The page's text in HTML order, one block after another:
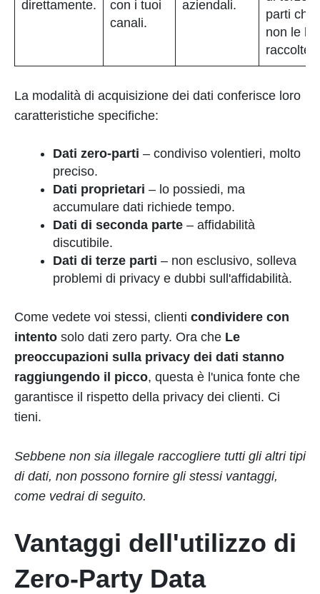
direttamente.
con i tuoi
canali.
aziendali.
parti che
non le ha
raccolte.
La modalità di acquisizione dei dati conferisce loro
caratteristiche specifiche:
Dati zero-parti – condiviso volentieri, molto
preciso.
Dati proprietari – lo possiedi, ma
accumulare dati richiede tempo.
Dati di seconda parte – affidabilità
discutibile.
Dati di terze parti – non esclusivo, solleva
problemi di privacy e dubbi sull'affidabilità.
Come vedete voi stessi, clienti condividere con
intento solo dati zero party. Ora che Le
preoccupazioni sulla privacy dei dati stanno
raggiungendo il picco, questa è l'unica fonte che
garantisce il rispetto della privacy dei clienti. Ci
tieni.
Sebbene non sia illegale raccogliere tutti gli altri tipi
di dati, non possono fornire gli stessi vantaggi,
come vedrai di seguito.
Vantaggi dell'utilizzo di
Zero-Party Data